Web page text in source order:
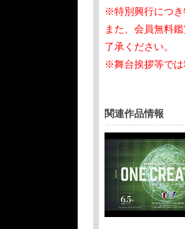
※特別興行につき
また、会員無料
了承ください。
※舞台挨拶等では
関連作品情報